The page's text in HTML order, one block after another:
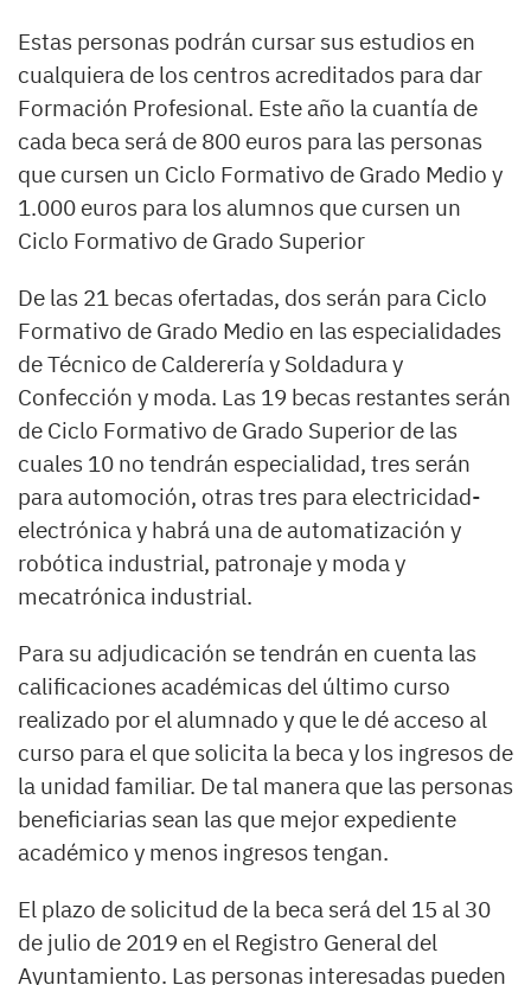
Estas personas podrán cursar sus estudios en
cualquiera de los centros acreditados para dar
Formación Profesional. Este año la cuantía de
cada beca será de 800 euros para las personas
que cursen un Ciclo Formativo de Grado Medio y
1.000 euros para los alumnos que cursen un
Ciclo Formativo de Grado Superior
De las 21 becas ofertadas, dos serán para Ciclo
Formativo de Grado Medio en las especialidades
de Técnico de Calderería y Soldadura y
Confección y moda. Las 19 becas restantes serán
de Ciclo Formativo de Grado Superior de las
cuales 10 no tendrán especialidad, tres serán
para automoción, otras tres para electricidad-
electrónica y habrá una de automatización y
robótica industrial, patronaje y moda y
mecatrónica industrial.
Para su adjudicación se tendrán en cuenta las
calificaciones académicas del último curso
realizado por el alumnado y que le dé acceso al
curso para el que solicita la beca y los ingresos de
la unidad familiar. De tal manera que las personas
beneficiarias sean las que mejor expediente
académico y menos ingresos tengan.
El plazo de solicitud de la beca será del 15 al 30
de julio de 2019 en el Registro General del
Ayuntamiento. Las personas interesadas pueden